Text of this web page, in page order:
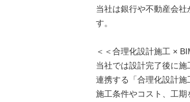
当社は銀行や不動産会
す。
＜＜合理化設計施工 ×
当社では設計完了後に
連携する「合理化設計施
施工条件やコスト、工